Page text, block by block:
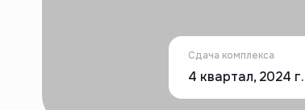
Сдача комплекса
4 квартал, 2024 г.